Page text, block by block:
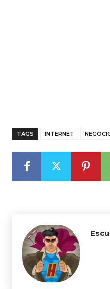
TAGS INTERNET